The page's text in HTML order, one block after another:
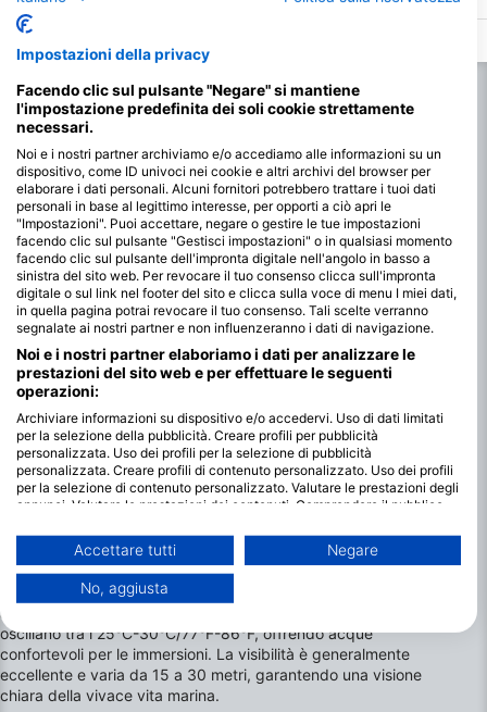
dell'isola di Drawaqa. La parte superiore
mentre la parete si estende fino a 10 m
passaggio disseminati lungo la parete.
Dalla parete della barriera corallina,
piccoli boomies di corallo ricoprono il
fondale marino fino a 18 metri.
si trovano lungo una
della barriera corallina. I
crescita di diverse forme
come le vongole
I mesi migliori per fare immersioni a
Barefoot Manta Island
Barefoot Manta Island offre condizioni di immersione adatte
agli appassionati tutto l'anno. Le temperature del mare
oscillano tra i 25°C-30°C/77°F-86°F, offrendo acque
confortevoli per le immersioni. La visibilità è generalmente
eccellente e varia da 15 a 30 metri, garantendo una visione
chiara della vivace vita marina.
Impostazioni della privacy
Facendo clic sul pulsante "Negare" si mantiene
l'impostazione predefinita dei soli cookie strettamente
necessari.
Noi e i nostri partner archiviamo e/o accediamo alle informazioni su un
dispositivo, come ID univoci nei cookie e altri archivi del browser per
elaborare i dati personali. Alcuni fornitori potrebbero trattare i tuoi dati
personali in base al legittimo interesse, per opporti a ciò apri le
"Impostazioni". Puoi accettare, negare o gestire le tue impostazioni
facendo clic sul pulsante "Gestisci impostazioni" o in qualsiasi momento
facendo clic sul pulsante dell'impronta digitale nell'angolo in basso a
sinistra del sito web. Per revocare il tuo consenso clicca sull'impronta
digitale o sul link nel footer del sito e clicca sulla voce di menu I miei dati,
in quella pagina potrai revocare il tuo consenso. Tali scelte verranno
segnalate ai nostri partner e non influenzeranno i dati di navigazione.
Noi e i nostri partner elaboriamo i dati per analizzare le
prestazioni del sito web e per effettuare le seguenti
operazioni:
Archiviare informazioni su dispositivo e/o accedervi. Uso di dati limitati
per la selezione della pubblicità. Creare profili per pubblicità
personalizzata. Uso dei profili per la selezione di pubblicità
personalizzata. Creare profili di contenuto personalizzato. Uso dei profili
per la selezione di contenuto personalizzato. Valutare le prestazioni degli
annunci. Valutare le prestazioni dei contenuti. Comprendere il pubblico
diverse. Sviluppare e migliorare i servizi. Uso di dati limitati per la
selezione dei contenuti.
È possibile trovare ulteriori informazioni sull'utilizzo dei dati da parte di
Google qui: https://business.safety.google/privacy/
negli Stati Uniti.
Il tuo consenso e la cookie policy si applicano esclusivamente a questo
sito web/app.
Visualizza l'elenco dei partner (1 Venditori IAB)
Accettare tutti Negare
No, aggiusta